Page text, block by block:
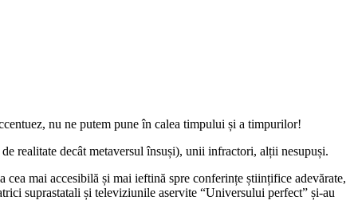
nu ne putem pune în calea timpului și a timpurilor!
realitate decât metaversul însuși), unii infractori, alții nesupuși.
mai accesibilă și mai ieftină spre conferințe științifice adevărate,
suprastatali și televiziunile aservite “Universului perfect” și-au